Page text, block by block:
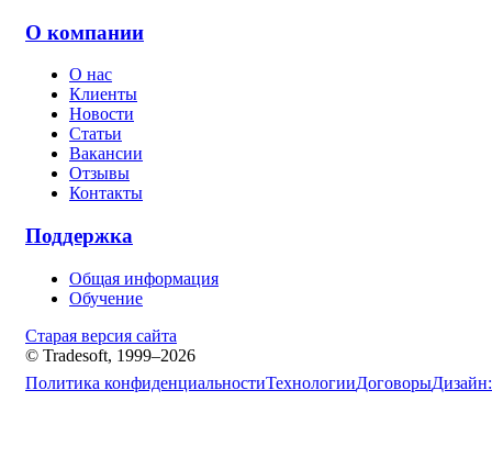
О компании
О нас
Клиенты
Новости
Статьи
Вакансии
Отзывы
Контакты
Поддержка
Общая информация
Обучение
Старая версия сайта
© Tradesoft, 1999–2026
Политика конфиденциальностиТехнологииДоговорыДизайн: